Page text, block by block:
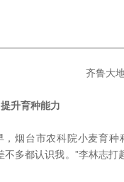
齐鲁大
升育种能力
台市农科院小麦育种
不多都认识我。”李林志